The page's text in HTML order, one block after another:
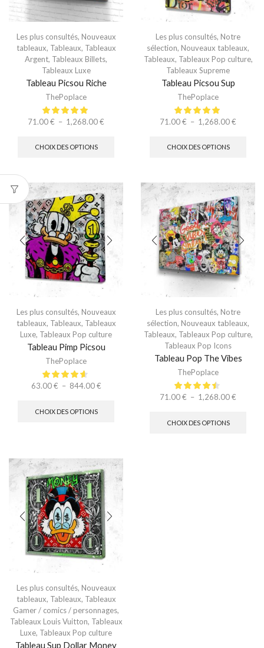
Les plus consultés, Nouveaux
tableaux, Tableaux, Tableaux
Argent, Tableaux Billets,
Tableaux Luxe
Tableau Picsou Riche
ThePoplace
71.00€ – 1,268.00€
CHOIX DES OPTIONS
Les plus consultés, Notre
sélection, Nouveaux tableaux,
Tableaux, Tableaux Pop culture,
Tableaux Supreme
Tableau Picsou Sup
ThePoplace
71.00€ – 1,268.00€
CHOIX DES OPTIONS
Les plus consultés, Nouveaux
tableaux, Tableaux, Tableaux
Luxe, Tableaux Pop culture
Tableau Pimp Picsou
ThePoplace
63.00€ – 844.00€
CHOIX DES OPTIONS
Les plus consultés, Notre
sélection, Nouveaux tableaux,
Tableaux, Tableaux Pop culture,
Tableaux Pop Icons
Tableau Pop The Vibes
ThePoplace
71.00€ – 1,268.00€
CHOIX DES OPTIONS
Les plus consultés, Nouveaux
tableaux, Tableaux, Tableaux
Gamer / comics / personnages,
Tableaux Louis Vuitton, Tableaux
Luxe, Tableaux Pop culture
Tableau Sup Dollar Money